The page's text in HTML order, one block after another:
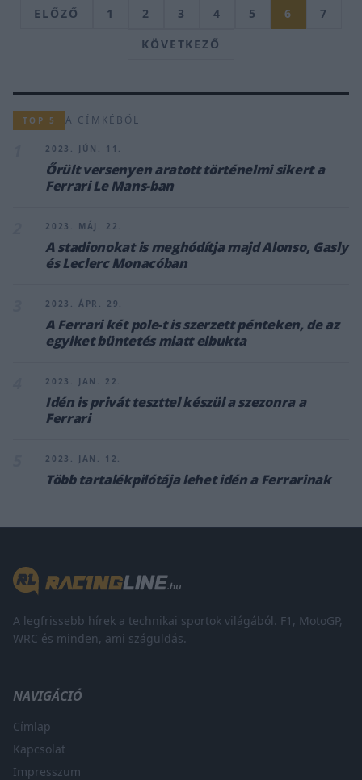
ELŐZŐ 1 2 3 4 5 6
7
KÖVETKEZŐ
TOP 5 A CÍMKÉBŐL
2023. JÚN. 11.
Őrült versenyen aratott történelmi sikert a
Ferrari Le Mans-ban
2023. MÁJ. 22.
A stadionokat is meghódítja majd Alonso, Gasly
és Leclerc Monacóban
2023. ÁPR. 29.
A Ferrari két pole-t is szerzett pénteken, de az
egyiket büntetés miatt elbukta
2023. JAN. 22.
Idén is privát teszttel készül a szezonra a
Ferrari
2023. JAN. 12.
Több tartalékpilótája lehet idén a Ferrarinak
A legfrissebb hírek a technikai sportok világából. F1, MotoGP,
WRC és minden, ami száguldás.
NAVIGÁCIÓ
Címlap
Kapcsolat
Impresszum